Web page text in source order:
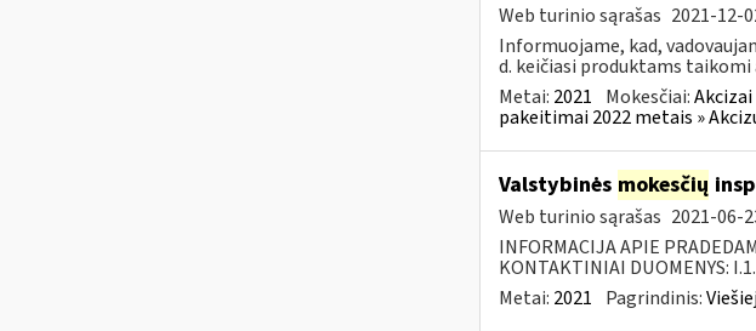
Web turinio sąrašas 2021-12-
Informuojame, kad,
d. keičiasi produktams taikomi
Metai: 2021 Mokesčiai:Akcizai
pakeitimai 2022 metais »
Valstybinės mokesčių
Web turinio sąrašas 2021-06-
INFORMACIJA APIE
KONTAKTINIAI DUOMENYS:
Metai: 2021 Pagrindinis: